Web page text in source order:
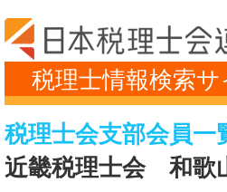
税理士情報検索サ
税理士会支部会員一
近畿税理士会 和歌